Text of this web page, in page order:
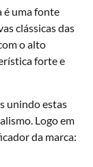
é uma fonte
clássicas das
o alto
forte e
unindo estas
Logo em
da marca: